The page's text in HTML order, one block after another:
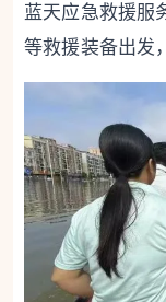
蓝天应急救援服
等救援装备出发